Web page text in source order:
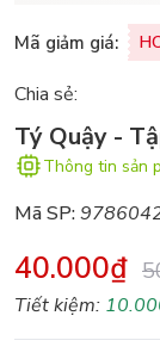
Mã giảm giá:
Chia sẻ:
Tý Quậy -
Thông tin sản
Mã SP:
40.000₫
Tiết kiệm: